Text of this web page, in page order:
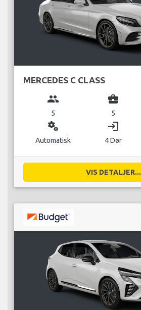
MERCEDES C CLASS
group
5
business_center
5
miscellaneous_services
Automatisk
login
4 Dør
VIS DETALJER...